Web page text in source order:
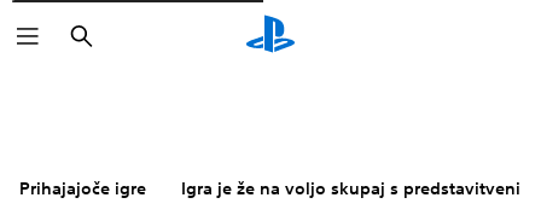
Išči
Prihajajoče igre Igra je že na voljo skupaj s